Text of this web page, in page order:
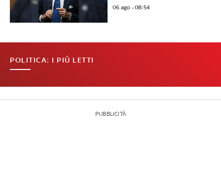
06 ago - 08:54
POLITICA: I PIÙ LETTI
PUBBLICITÀ